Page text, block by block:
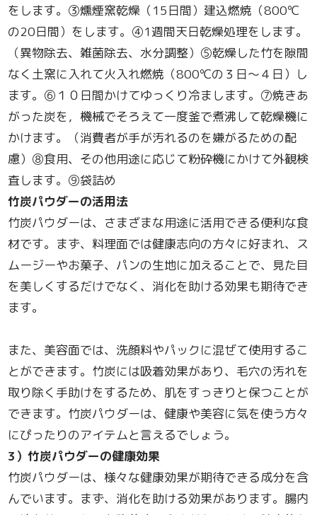
をします。③燻煙窯乾燥（15日間）建込燃焼（800℃
の20日間）をします。④1週間天日乾燥処理をします。
（異物除去、雑菌除去、水分調整）⑤乾燥した竹を隙間
なく土窯に入れて火入れ燃焼（800℃の３日～４日）し
ます。⑥１０日間かけてゆっくり冷まします。⑦焼きあ
がった炭を，機械でそろえて一度釜で煮沸して乾燥機に
かけます。（消費者が手が汚れるのを嫌がるための配
慮）⑧食用、その他用途に応じて粉砕機にかけて外観検
査します。⑨袋詰め
竹炭パウダーの活用法
竹炭パウダーは、さまざまな用途に活用できる便利な食
材です。まず、料理面では健康志向の方々に好まれ、ス
ムージーやお菓子、パンの生地に加えることで、見た目
を美しくするだけでなく、消化を助ける効果も期待でき
ます。
また、美容面では、洗顔料やパックに混ぜて使用するこ
とができます。竹炭には吸着効果があり、毛穴の汚れを
取り除く手助けをするため、肌をすっきりと保つことが
できます。竹炭パウダーは、健康や美容に気を使う方々
にぴったりのアイテムと言えるでしょう。
3）竹炭パウダーの健康効果
竹炭パウダーは、様々な健康効果が期待できる成分を含
んでいます。まず、消化を助ける効果があります。腸内